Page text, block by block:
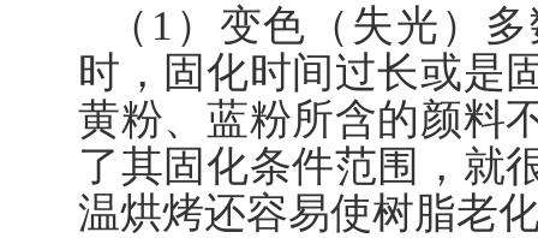
（1）变色（失光）
时，固化时间过长或是
黄粉、蓝粉所含的颜料
了其固化条件范围，就
温烘烤还容易使树脂老